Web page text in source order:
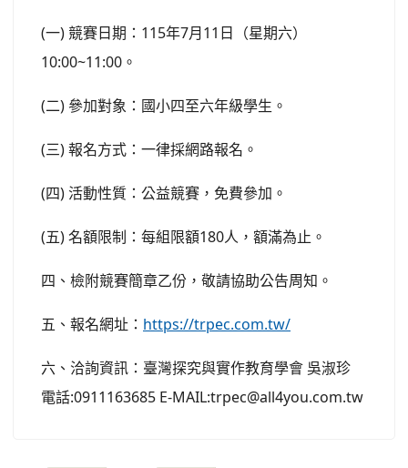
(一) 競賽日期：115年7月11日（星期六）
10:00~11:00。
(二) 參加對象：國小四至六年級學生。
(三) 報名方式：一律採網路報名。
(四) 活動性質：公益競賽，免費參加。
(五) 名額限制：每組限額180人，額滿為止。
四、檢附競賽簡章乙份，敬請協助公告周知。
五、報名網址： https://trpec.com.tw/
六、洽詢資訊：臺灣探究與實作教育學會 吳淑珍
電話:0911163685 E-MAIL:trpec@all4you.com.tw